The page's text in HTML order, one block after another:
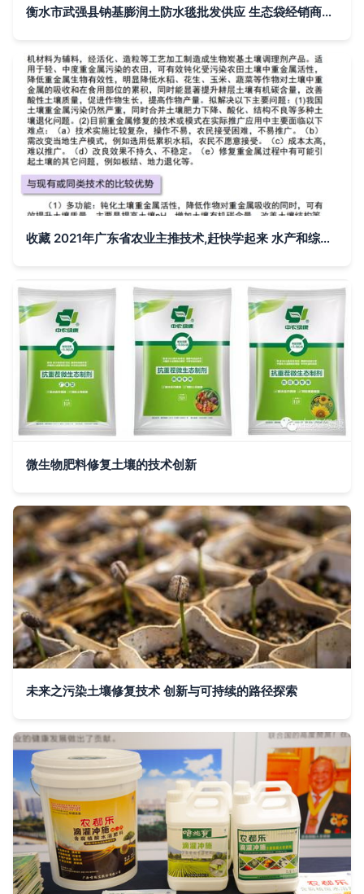
衡水市武强县钠基膨润土防水毯批发供应 生态袋经销商供货助力土壤修复
收藏 2021年广东省农业主推技术,赶快学起来 水产和综合篇
微生物肥料修复土壤的技术创新
未来之污染土壤修复技术 创新与可持续的路径探索